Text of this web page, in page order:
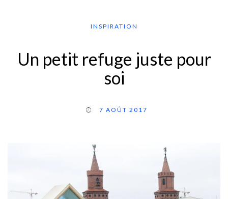
INSPIRATION
Un petit refuge juste pour
soi
7 AOÛT 2017